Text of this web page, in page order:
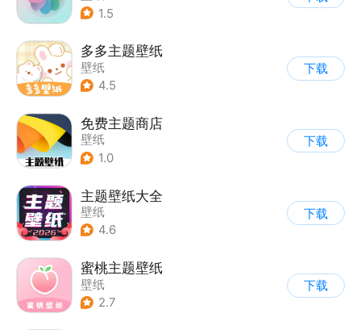
1.5
多多主题壁纸
壁纸
4.5
下载
免费主题商店
壁纸
1.0
下载
主题壁纸大全
壁纸
4.6
下载
蜜桃主题壁纸
壁纸
2.7
下载